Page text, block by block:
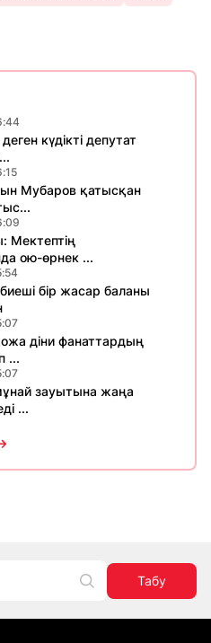
күдікті депутат
Мубаров қатысқан
Мектептің
ою-өрнек ...
бір жасар баланы
діни фанаттардың
...
зауытына жаңа
...
Табу